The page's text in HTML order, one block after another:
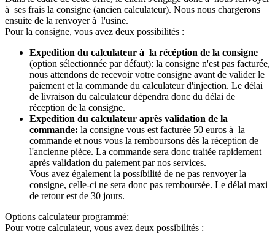
à ses frais la consigne (ancien calculateur). Nous nous chargerons
ensuite de la renvoyer à l'usine.
Pour la consigne, vous avez deux possibilités :
Expedition du calculateur à la récéption de la consigne
(option sélectionnée par défaut): la consigne n'est pas facturée,
nous attendons de recevoir votre consigne avant de valider le
paiement et la commande du calculateur d'injection. Le délai
de livraison du calculateur dépendra donc du délai de
réception de la consigne.
Expedition du calculateur après validation de la
commande: la consigne vous est facturée 50 euros à la
commande et nous vous la remboursons dès la réception de
l'ancienne pièce. La commande sera donc traitée rapidement
après validation du paiement par nos services.
Vous avez également la possibilité de ne pas renvoyer la
consigne, celle-ci ne sera donc pas remboursée. Le délai maxi
de retour est de 30 jours.
Options calculateur programmé:
Pour votre calculateur, vous avez deux possibilités :